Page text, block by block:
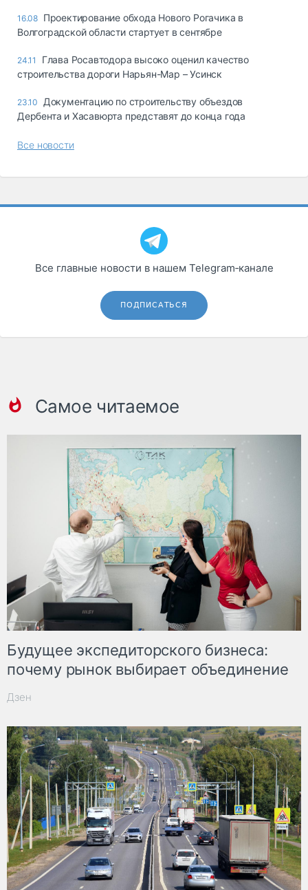
16.08 Проектирование обхода Нового Рогачика в
Волгоградской области стартует в сентябре
24.11
Глава Росавтодора высоко оценил качество
строительства дороги Нарьян-Мар – Усинск
23.10
Документацию по строительству объездов
Дербента и Хасавюрта представят до конца года
Все новости
Все главные новости в нашем Telegram‑канале
ПОДПИСАТЬСЯ
Самое читаемое
Будущее экспедиторского бизнеса:
почему рынок выбирает объединение
Дзен